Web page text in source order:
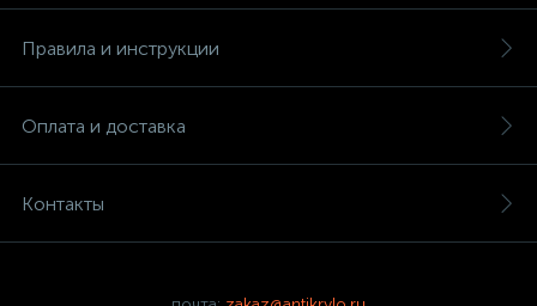
Правила и инструкции
Оплата и доставка
Контакты